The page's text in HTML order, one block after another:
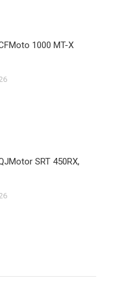
1000 MT-X
SRT 450RX,